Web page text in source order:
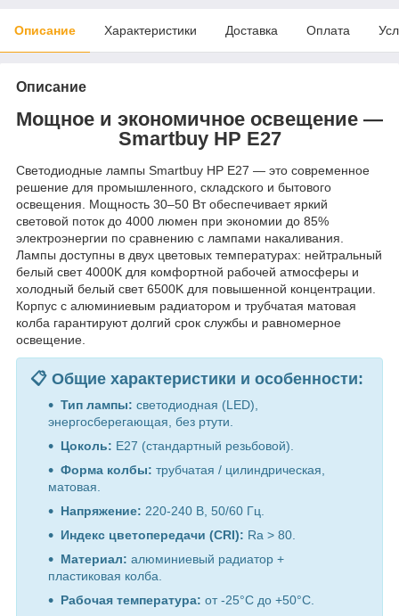
Описание Характеристики Доставка Оплата
Описание
Мощное и экономичное освещение —
Smartbuy HP E27
Светодиодные лампы Smartbuy HP E27 — это современное
решение для промышленного, складского и бытового
освещения. Мощность 30–50 Вт обеспечивает яркий
световой поток до 4000 люмен при экономии до 85%
электроэнергии по сравнению с лампами накаливания.
Лампы доступны в двух цветовых температурах: нейтральный
белый свет 4000K для комфортной рабочей атмосферы и
холодный белый свет 6500K для повышенной концентрации.
Корпус с алюминиевым радиатором и трубчатая матовая
колба гарантируют долгий срок службы и равномерное
освещение.
📋 Общие характеристики и особенности:
Тип лампы: светодиодная (LED),
энергосберегающая, без ртути.
Цоколь: E27 (стандартный резьбовой).
Форма колбы: трубчатая / цилиндрическая,
матовая.
Напряжение: 220-240 В, 50/60 Гц.
Индекс цветопередачи (CRI): Ra > 80.
Материал: алюминиевый радиатор +
пластиковая колба.
Рабочая температура: от -25°C до +50°C.